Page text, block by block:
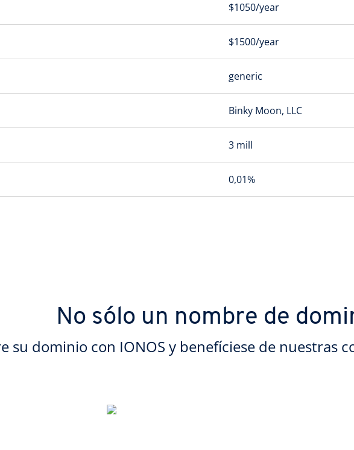
$1050/year
$1500/year
generic
Binky Moon, LLC
3 mill
0,01%
No sólo un nombre de
su dominio con IONOS y benefíciese de nuestras